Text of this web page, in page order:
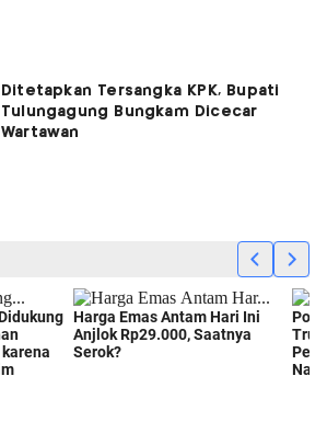
Ditetapkan Tersangka KPK, Bupati
Tulungagung Bungkam Dicecar
Wartawan